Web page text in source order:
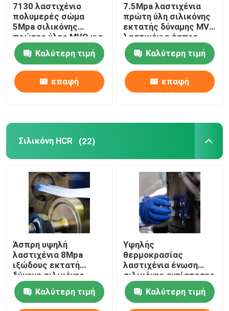
7130 λαστιχένιο
πολυμερές σώμα
5Mpa σιλικόνης
πρώτης ύλης MVQ για
τους ηλεκτρικούς
εξοπλισμούς
Καλύτερη τιμή
επαφή
7.5Mpa λαστιχένια
πρώτη ύλη σιλικόνης
εκτατής δύναμης MVQ
λαστιχένια άσπρη
Καλύτερη τιμή
επαφή
Σιλικόνη HCR (22)
Άσπρη υψηλή
λαστιχένια 8Mpa
ιξώδους εκτατή
δύναμη σιλικόνης
Καλύτερη τιμή
Υψηλής
θερμοκρασίας
λαστιχένια ένωση
σιλικόνης αντίστασης
HCR για τη μηχανική
βιομηχανίαΚαλύτερη τιμή